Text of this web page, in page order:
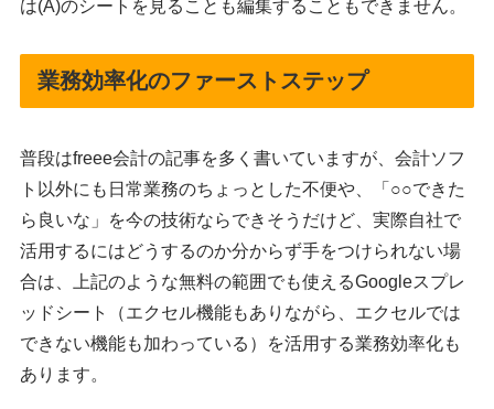
は(A)のシートを見ることも編集することもできません。
業務効率化のファーストステップ
普段はfreee会計の記事を多く書いていますが、会計ソフ
ト以外にも日常業務のちょっとした不便や、「○○できた
ら良いな」を今の技術ならできそうだけど、実際自社で
活用するにはどうするのか分からず手をつけられない場
合は、上記のような無料の範囲でも使えるGoogleスプレ
ッドシート（エクセル機能もありながら、エクセルでは
できない機能も加わっている）を活用する業務効率化も
あります。